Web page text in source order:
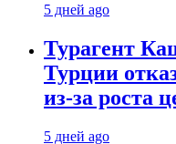
5 дней ago
Турагент
Турции
из-за роста
5 дней ago